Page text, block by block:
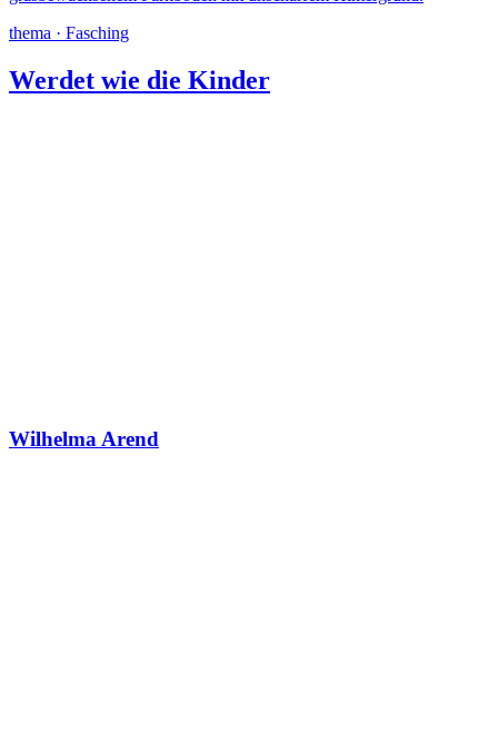
thema · Fasching
Werdet wie die Kinder
Wilhelma Arend